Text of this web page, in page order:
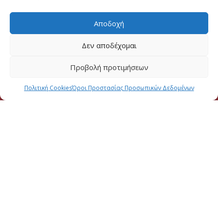
Αποδοχή
Δεν αποδέχομαι
Προβολή προτιμήσεων
Πολιτική CookiesΌροι Προστασίας Προσωπικών Δεδομένων